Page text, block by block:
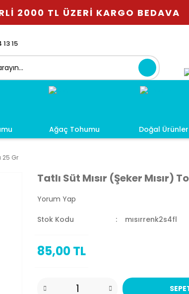
2000 TL ÜZERİ KARGO BEDAVA
15
Ağaç Tohumu Doğal Ürünler
25 Gr
Tatlı Süt Mısır (Şeker Mısır)
Yorum Yap
Stok Kodu mısırrenk2s4fl
85,00 TL